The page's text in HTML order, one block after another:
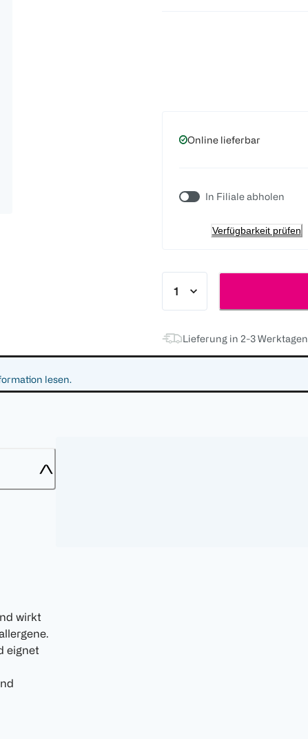
Online lieferbar
In Filiale abholen
Verfügbarkeit prüfen
Lieferung in 2-3 Werktagen
lesen.
wirkt
eignet